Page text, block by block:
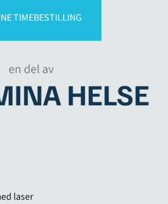
TIMEBESTILLING
en del av
laser